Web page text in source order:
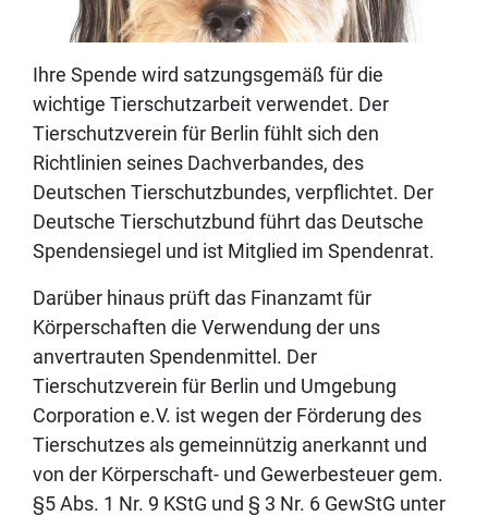
Ihre Spende wird satzungsgemäß für die
wichtige Tierschutzarbeit verwendet. Der
Tierschutzverein für Berlin fühlt sich den
Richtlinien seines Dachverbandes, des
Deutschen Tierschutzbundes, verpflichtet. Der
Deutsche Tierschutzbund führt das Deutsche
Spendensiegel und ist Mitglied im Spendenrat.
Darüber hinaus prüft das Finanzamt für
Körperschaften die Verwendung der uns
anvertrauten Spendenmittel. Der
Tierschutzverein für Berlin und Umgebung
Corporation e.V. ist wegen der Förderung des
Tierschutzes als gemeinnützig anerkannt und
von der Körperschaft- und Gewerbesteuer gem.
§5 Abs. 1 Nr. 9 KStG und § 3 Nr. 6 GewStG unter